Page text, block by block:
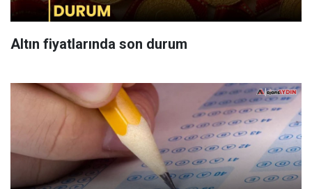
Altın fiyatlarında son durum